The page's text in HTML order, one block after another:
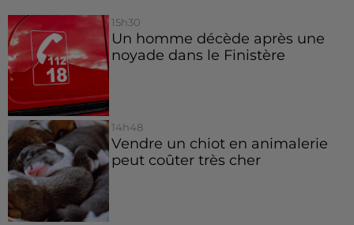
15h30
Un homme décède après une
noyade dans le Finistère
14h48
Vendre un chiot en animalerie
peut coûter très cher